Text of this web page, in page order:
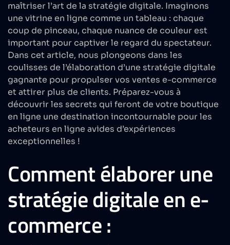
maîtriser l’art de la stratégie digitale. Imaginons
une vitrine en ligne comme un tableau : chaque
coup de pinceau, chaque nuance de couleur est
important pour captiver le regard du spectateur.
Dans cet article, nous plongeons dans les
coulisses de l’élaboration d’une stratégie digitale
gagnante pour propulser vos ventes e-commerce
et attirer plus de clients. Préparez-vous à
découvrir les secrets qui feront de votre boutique
en ligne une destination incontournable pour les
acheteurs en ligne avides d’expériences
exceptionnelles !
Comment élaborer une
stratégie digitale en e-
commerce :